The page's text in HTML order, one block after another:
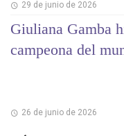
29 de junio de 2026
Giuliana Gamba
campeona del
26 de junio de 2026